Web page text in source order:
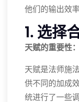
他们的输出效率
1. 选择
天赋的重要性：
天赋是法师施
供不同的加成
统进行了一些